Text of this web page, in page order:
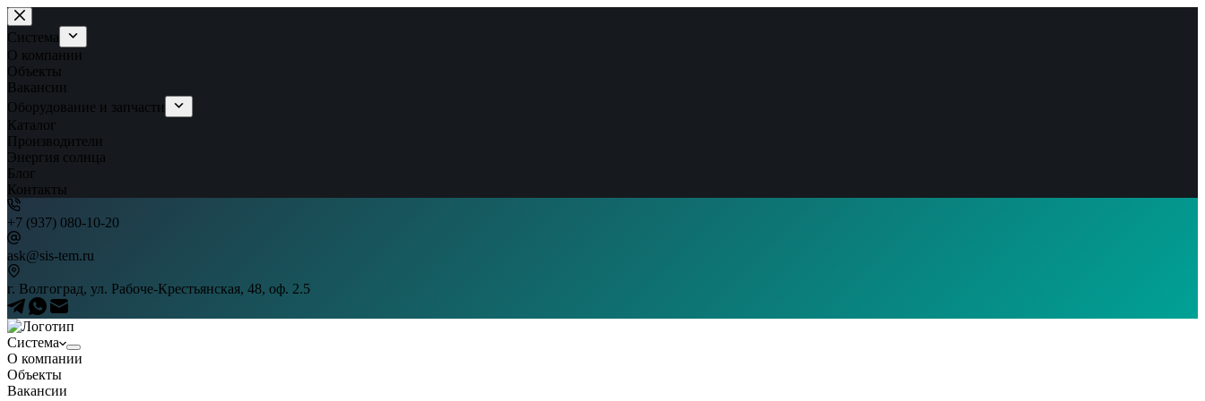
Перейти
к
сути
Система
О компании
Объекты
Вакансии
Оборудование и запчасти
Каталог
Производители
Энергия солнца
Блог
Контакты
+7 (937) 080-10-20
ask@sis-tem.ru
г. Волгоград, ул. Рабоче-Крестьянская, 48, оф. 2.5
Система
О компании
Объекты
Вакансии